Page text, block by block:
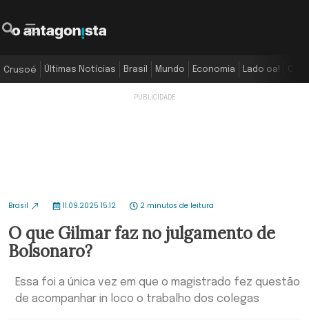
Crusoé Últimas Notícias Brasil Mundo Economia Lado oa!
Brasil 11.09.2025 15:12 2 minutos de leitura
O que Gilmar faz no julgamento de
Bolsonaro?
Essa foi a única vez em que o magistrado fez questão
de acompanhar in loco o trabalho dos colegas